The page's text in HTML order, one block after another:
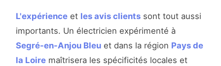
L'expérience et les avis clients sont tout aussi
importants. Un électricien expérimenté à
Segré-en-Anjou Bleu et dans la région Pays de
la Loire maîtrisera les spécificités locales et